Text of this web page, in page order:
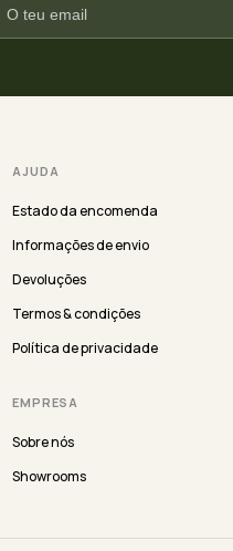
AJUDA
Estado da encomenda
Informações de envio
Devoluções
Termos & condições
Política de privacidade
EMPRESA
Sobre nós
Showrooms